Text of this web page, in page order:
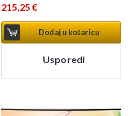
215,25€
Dodaj u košaricu
Usporedi